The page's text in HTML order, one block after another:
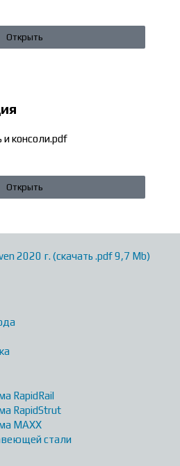
Открыть
и консоли.pdf
Открыть
2020 г. (скачать .pdf 9,7 Mb)
RapidRail
RapidStrut
MAXX
стали